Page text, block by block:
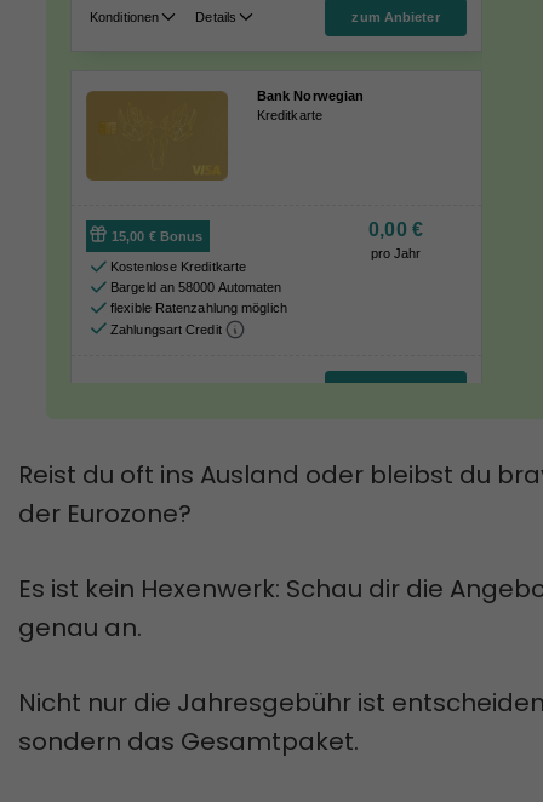
Reist du oft ins Ausland oder bleibst du
der Eurozone?
Es ist kein Hexenwerk: Schau dir die
genau an.
Nicht nur die Jahresgebühr ist
sondern das Gesamtpaket.